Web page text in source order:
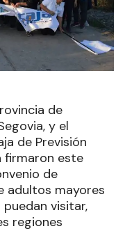
de
y el
de Previsión
firmaron este
de
adultos mayores
visitar,
regiones